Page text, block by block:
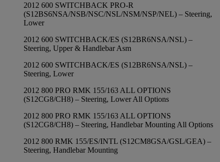
2012 600 SWITCHBACK PRO-R
(S12BS6NSA/NSB/NSC/NSL/NSM/NSP/NEL) – Steering,
Lower
2012 600 SWITCHBACK/ES (S12BR6NSA/NSL) –
Steering, Upper & Handlebar Asm
2012 600 SWITCHBACK/ES (S12BR6NSA/NSL) –
Steering, Lower
2012 800 PRO RMK 155/163 ALL OPTIONS
(S12CG8/CH8) – Steering, Lower All Options
2012 800 PRO RMK 155/163 ALL OPTIONS
(S12CG8/CH8) – Steering, Handlebar Mounting All Options
2012 800 RMK 155/ES/INTL (S12CM8GSA/GSL/GEA) –
Steering, Handlebar Mounting